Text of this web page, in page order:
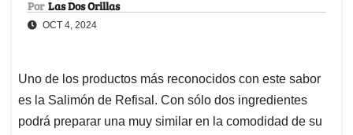
Por Las Dos Orillas
OCT 4, 2024
Uno de los productos más reconocidos con este sabor
es la Salimón de Refisal. Con sólo dos ingredientes
podrá preparar una muy similar en la comodidad de su